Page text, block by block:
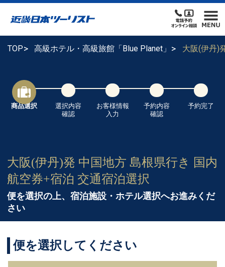
TOP 高級ホテル・高級旅館「Blue Planet」 大阪(伊丹)
商品選択
選択内容
確認
お客様情報
入力
予約内容
確認
予約完了
大阪(伊丹)発 中国地方 島根県行き 国内
航空券+宿泊 交通宿泊選択
便を選択の上、宿泊施設・ホテル選択へお進みくだ
さい
便を選択してください